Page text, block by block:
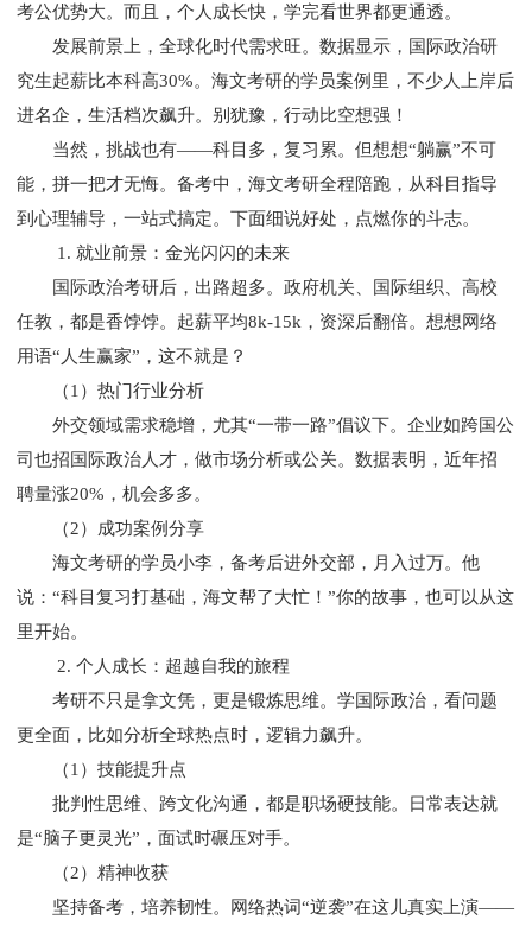
考公优势大。而且，个人成长快，学完看世界都更通透。
发展前景上，全球化时代需求旺。数据显示，国际政治研
究生起薪比本科高30%。海文考研的学员案例里，不少人上岸后
进名企，生活档次飙升。别犹豫，行动比空想强！
当然，挑战也有——科目多，复习累。但想想“躺赢”不可
能，拼一把才无悔。备考中，海文考研全程陪跑，从科目指导
到心理辅导，一站式搞定。下面细说好处，点燃你的斗志。
1. 就业前景：金光闪闪的未来
国际政治考研后，出路超多。政府机关、国际组织、高校
任教，都是香饽饽。起薪平均8k-15k，资深后翻倍。想想网络
用语“人生赢家”，这不就是？
（1）热门行业分析
外交领域需求稳增，尤其“一带一路”倡议下。企业如跨国公
司也招国际政治人才，做市场分析或公关。数据表明，近年招
聘量涨20%，机会多多。
（2）成功案例分享
海文考研的学员小李，备考后进外交部，月入过万。他
说：“科目复习打基础，海文帮了大忙！”你的故事，也可以从这
里开始。
2. 个人成长：超越自我的旅程
考研不只是拿文凭，更是锻炼思维。学国际政治，看问题
更全面，比如分析全球热点时，逻辑力飙升。
（1）技能提升点
批判性思维、跨文化沟通，都是职场硬技能。日常表达就
是“脑子更灵光”，面试时碾压对手。
（2）精神收获
坚持备考，培养韧性。网络热词“逆袭”在这儿真实上演——